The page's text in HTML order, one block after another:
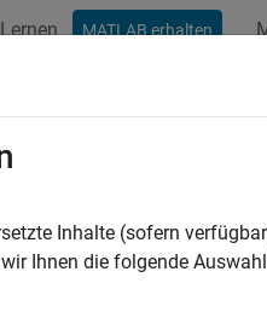
Lernen MATLAB erhalten
Inhalte (sofern
Ihnen die folgende